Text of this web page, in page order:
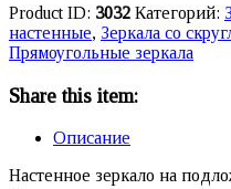
Product ID: 3032 Категорий:
настенные, Зеркала со
Прямоугольные зеркала
Share this item:
Описание
Настенное зеркало на